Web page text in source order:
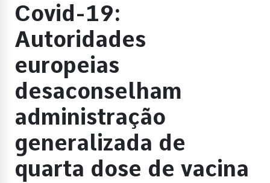
Covid-19:
Autoridades
europeias
desaconselham
administração
generalizada de
quarta dose de vacina